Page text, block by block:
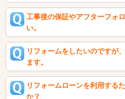
工事後の保証やアフターフォ
い。
リフォームをしたいのですが
ます。
リフォームローンを利用する
か？